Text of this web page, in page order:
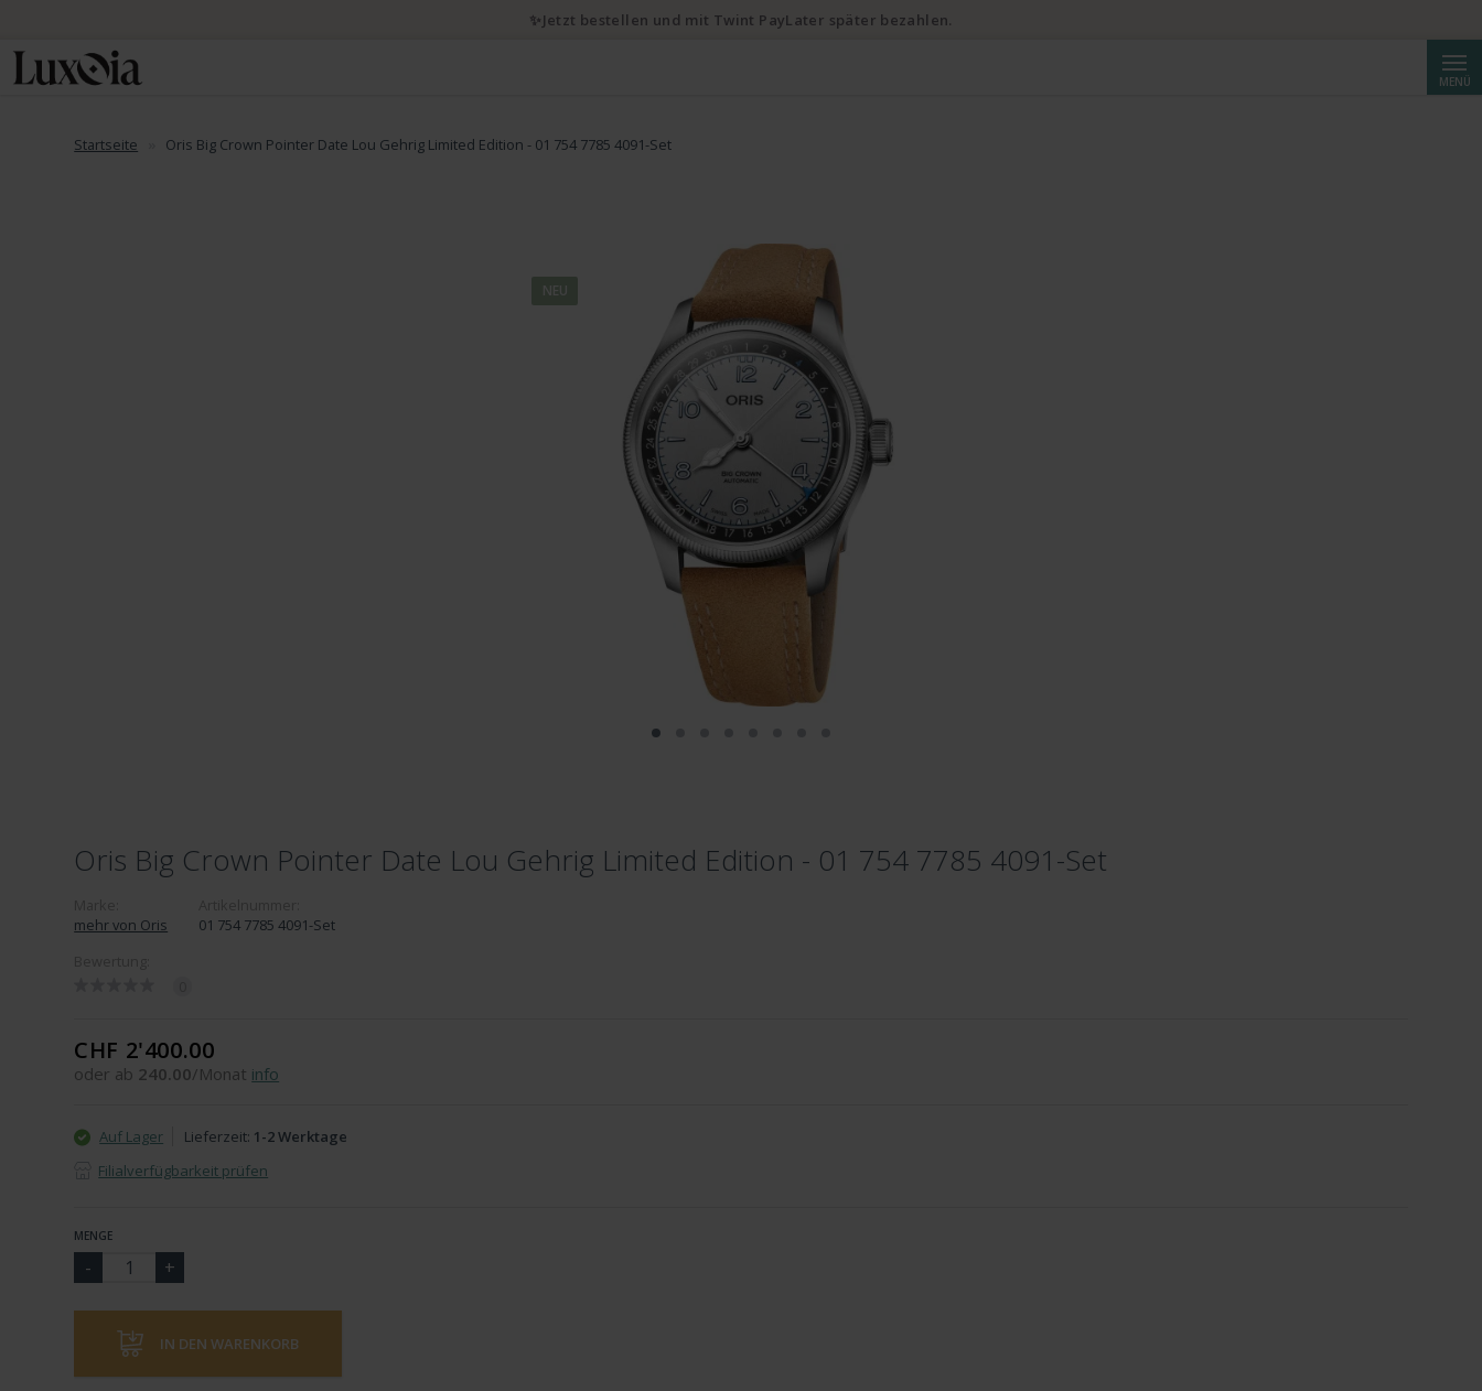
MENÜ
Startseite Oris Big Crown Pointer Date Lou Gehrig Limited Edition - 01 754 7785 4091-Set
NEU
Oris Big Crown Pointer Date Lou Gehrig Limited Edition - 01 754 7785 4091-Set
mehr von Oris
01 754 7785 4091-Set
CHF 2'400.00
oder ab 240.00/Monat info
Auf Lager Lieferzeit: 1-2 Werktage
Filialverfügbarkeit prüfen
MENGE
IN DEN WARENKORB
✨Jetzt bestellen und mit Twint PayLater später bezahlen.